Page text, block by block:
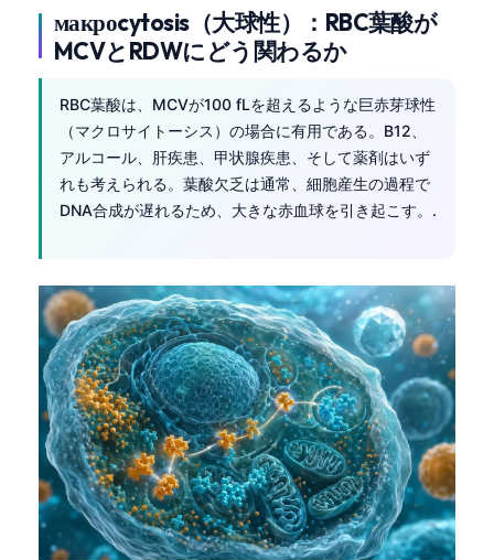
макроcytosis（大球性）：RBC葉酸が
MCVとRDWにどう関わるか
RBC葉酸は、MCVが100 fLを超えるような巨赤芽球性
（マクロサイトーシス）の場合に有用である。B12、
アルコール、肝疾患、甲状腺疾患、そして薬剤はいず
れも考えられる。葉酸欠乏は通常、細胞産生の過程で
DNA合成が遅れるため、大きな赤血球を引き起こす。.